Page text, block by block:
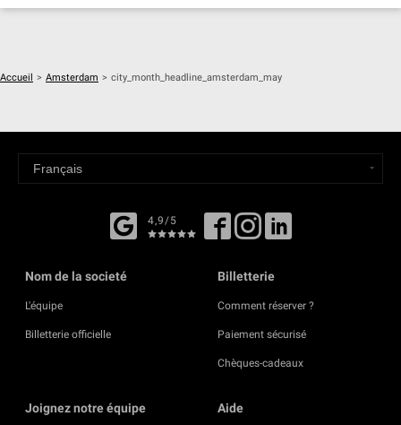
Accueil > Amsterdam > city_month_headline_amsterdam_may
4,9/5
Nom de la societé
L'équipe
Billetterie officielle
Billetterie
Comment réserver ?
Paiement sécurisé
Chèques-cadeaux
Joignez notre équipe Aide